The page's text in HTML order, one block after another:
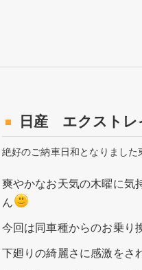
日産 エクストレ
絶好のご納車日和となりました
爽やかなお天気の木曜に気
ん
今回は同車種からのお乗り
下廻りの綺麗さに感激をさ